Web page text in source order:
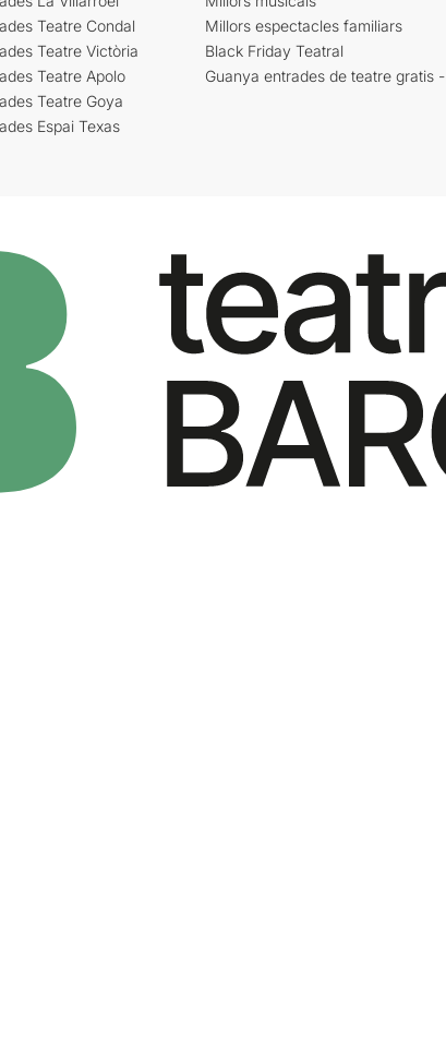
Teatre Condal
Teatre Victòria
Teatre Apolo
Teatre Goya
Espai Texas
Millors espectacles familiars
Black Friday Teatral
Guanya entrades de teatre gratis